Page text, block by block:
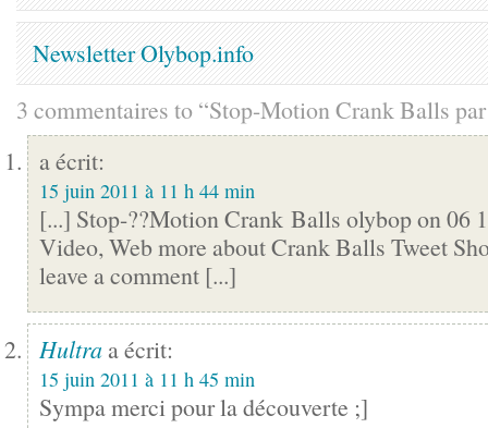
Newsletter Olybop.info
3 commentaires to “Stop-Motion Crank Balls
a écrit:
15 juin 2011 à 11 h 44 min
[...] Stop-??Motion Crank Balls olybop on 06
Video, Web more about Crank Balls Tweet
leave a comment [...]
Hultra a écrit:
15 juin 2011 à 11 h 45 min
Sympa merci pour la découverte ;]